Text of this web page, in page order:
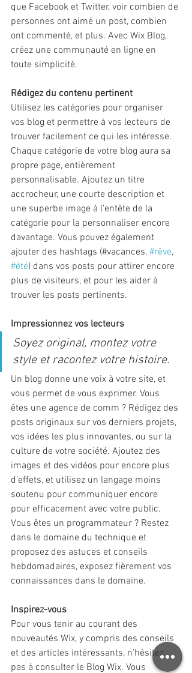
que Facebook et Twitter, voir combien de
personnes ont aimé un post, combien
ont commenté, et plus. Avec Wix Blog,
créez une communauté en ligne en
toute simplicité.
Rédigez du contenu pertinent
Utilisez les catégories pour organiser
vos blog et permettre à vos lecteurs de
trouver facilement ce qui les intéresse.
Chaque catégorie de votre blog aura sa
propre page, entièrement
personnalisable. Ajoutez un titre
accrocheur, une courte description et
une superbe image à l’entête de la
catégorie pour la personnaliser encore
davantage. Vous pouvez également
ajouter des hashtags (#vacances, #rêve,
#été) dans vos posts pour attirer encore
plus de visiteurs, et pour les aider à
trouver les posts pertinents.
Impressionnez vos lecteurs
Soyez original, montez votre
style et racontez votre histoire.
Un blog donne une voix à votre site, et
vous permet de vous exprimer. Vous
êtes une agence de comm ? Rédigez des
posts originaux sur vos derniers projets,
vos idées les plus innovantes, ou sur la
culture de votre société. Ajoutez des
images et des vidéos pour encore plus
d’effets, et utilisez un langage moins
soutenu pour communiquer encore
pour efficacement avec votre public.
Vous êtes un programmateur ? Restez
dans le domaine du technique et
proposez des astuces et conseils
hebdomadaires, exposez fièrement vos
connaissances dans le domaine.
Inspirez-vous
Pour vous tenir au courant des
nouveautés Wix, y compris des conseils
et des articles intéressants, n’hésitez
pas à consulter le Blog Wix. Vous